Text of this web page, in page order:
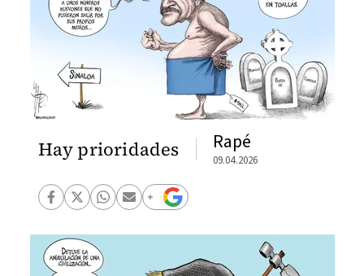
Hay prioridades Rapé
09.04.2026